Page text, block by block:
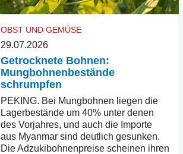
OBST UND GEMÜSE
29.07.2026
Getrocknete Bohnen:
Mungbohnenbestände
schrumpfen
PEKING. Bei Mungbohnen liegen die
Lagerbestände um 40% unter denen
des Vorjahres, und auch die Importe
aus Myanmar sind deutlich gesunken.
Die Adzukibohnenpreise scheinen ihren